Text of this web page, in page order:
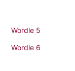
Wordle 5
Wordle 6